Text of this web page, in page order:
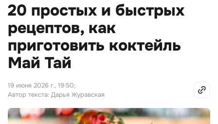
20 простых и быстрых
рецептов, как
приготовить коктейль
Май Тай
19 июня 2026 г., 19:50;
Автор текста: Дарья Журавская